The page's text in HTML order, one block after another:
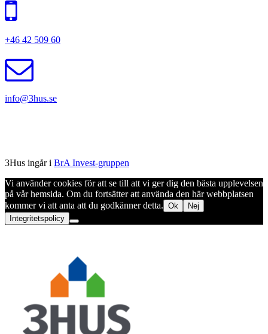
+46 42 509 60
info@3hus.se
3Hus ingår i BrA Invest-gruppen
Vi använder cookies för att se till att vi ger dig den bästa upplevelsen
på vår hemsida. Om du fortsätter att använda den här webbplatsen
kommer vi att anta att du godkänner detta. Ok
Nej
Integritetspolicy